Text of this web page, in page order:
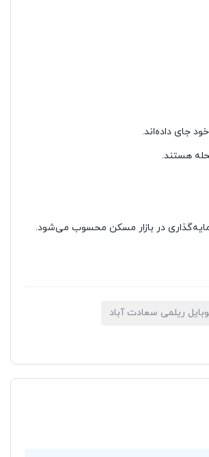
جای داده‌اند.
هستند.
در بازار مسکن محسوب می‌شود.
ریلمی سعادت آباد